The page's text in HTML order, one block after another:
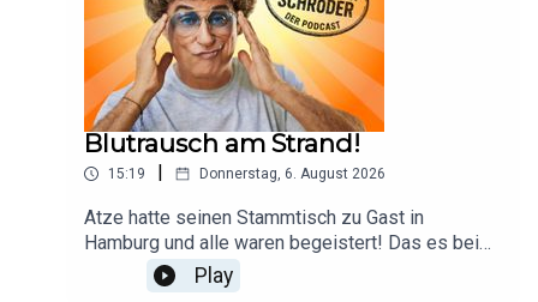
Blutrausch am Strand!
15:19 Donnerstag, 6. August 2026
Atze hatte seinen Stammtisch zu Gast in
Hamburg und alle waren begeistert! Das es bei
diesem durstigen Gemetzel auch zu Opfern
kommen kann, ist von vornherein mit eingepreist.
Play